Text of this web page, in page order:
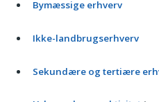
Bymæssige erhverv
Ikke-landbrugserhverv
Sekundære og tertiære